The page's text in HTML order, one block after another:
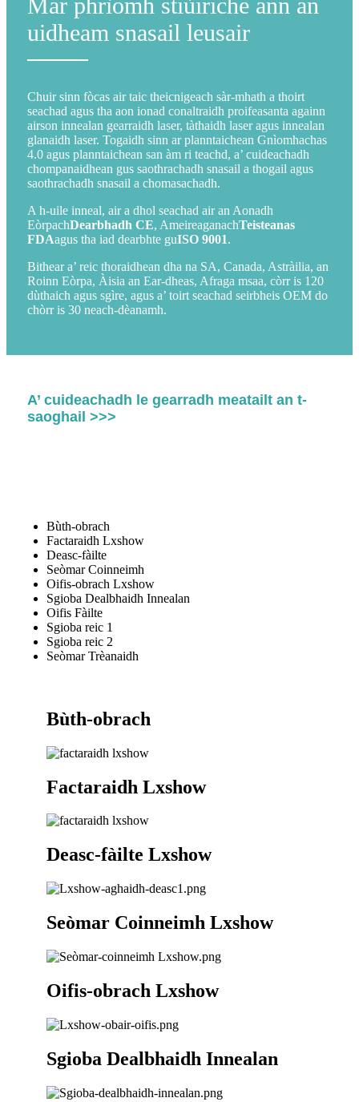
uidheam snasail leusair
Chuir sinn fòcas air taic theicnigeach sàr-mhath a thoirt
seachad agus tha aon ionad conaltraidh proifeasanta againn
airson innealan gearraidh laser, tàthaidh laser agus innealan
glanaidh laser. Togaidh sinn ar planntaichean Gnìomhachas
4.0 agus planntaichean san àm ri teachd, a’ cuideachadh
chompanaidhean gus saothrachadh snasail a thogail agus
saothrachadh snasail a chomasachadh.
A h-uile inneal, air a dhol seachad air an Aonadh
EòrpachDearbhadh CE, AmeireaganachTeisteanas
FDAagus tha iad dearbhte guISO 9001.
Bithear a’ reic thoraidhean dha na SA, Canada, Astràilia, an
Roinn Eòrpa, Àisia an Ear-dheas, Afraga msaa, còrr is 120
dùthaich agus sgìre, agus a’ toirt seachad seirbheis OEM do
chòrr is 30 neach-dèanamh.
A’ cuideachadh le gearradh meatailt an t-
saoghail >>>
Bùth-obrach
Factaraidh Lxshow
Deasc-fàilte
Seòmar Coinneimh
Oifis-obrach Lxshow
Sgioba Dealbhaidh Innealan
Oifis Fàilte
Sgioba reic 1
Sgioba reic 2
Seòmar Trèanaidh
Bùth-obrach
Factaraidh Lxshow
Deasc-fàilte Lxshow
Seòmar Coinneimh Lxshow
Oifis-obrach Lxshow
Sgioba Dealbhaidh Innealan